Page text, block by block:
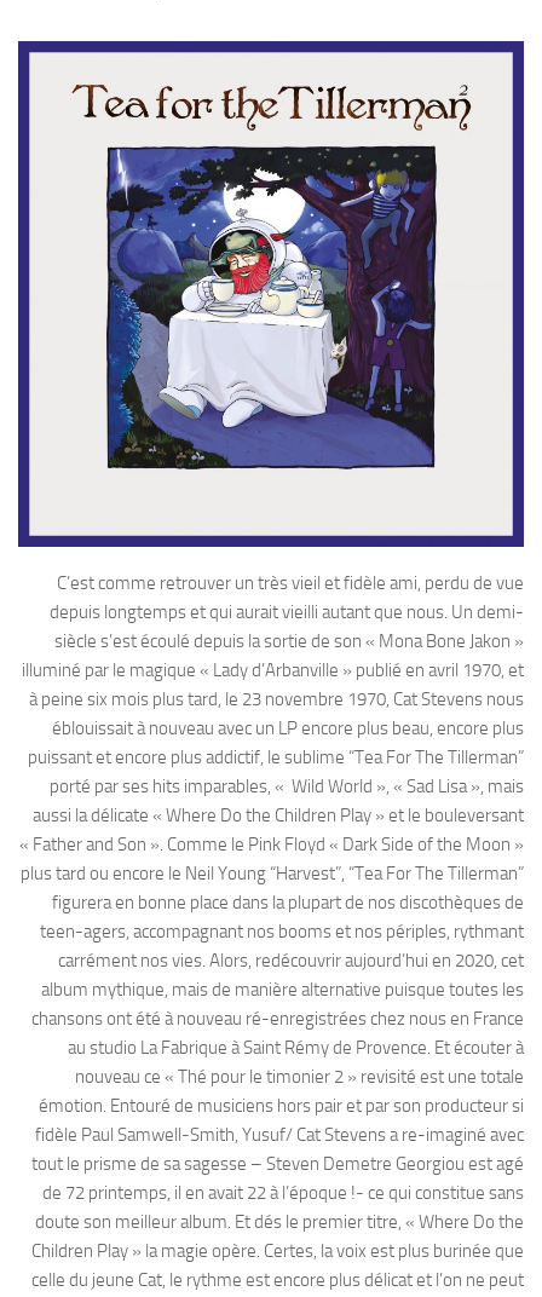
C’est comme retrouver un très vieil et fidèle ami, perdu de vue
depuis longtemps et qui aurait vieilli autant que nous. Un demi-
siècle s’est écoulé depuis la sortie de son « Mona Bone Jakon »
illuminé par le magique « Lady d’Arbanville » publié en avril 1970, et
à peine six mois plus tard, le 23 novembre 1970, Cat Stevens nous
éblouissait à nouveau avec un LP encore plus beau, encore plus
puissant et encore plus addictif, le sublime “Tea For The Tillerman”
porté par ses hits imparables, « Wild World », « Sad Lisa », mais
aussi la délicate « Where Do the Children Play » et le bouleversant
« Father and Son ». Comme le Pink Floyd « Dark Side of the Moon »
plus tard ou encore le Neil Young “Harvest”, “Tea For The Tillerman”
figurera en bonne place dans la plupart de nos discothèques de
teen-agers, accompagnant nos booms et nos périples, rythmant
carrément nos vies. Alors, redécouvrir aujourd’hui en 2020, cet
album mythique, mais de manière alternative puisque toutes les
chansons ont été à nouveau ré-enregistrées chez nous en France
au studio La Fabrique à Saint Rémy de Provence. Et écouter à
nouveau ce « Thé pour le timonier 2 » revisité est une totale
émotion. Entouré de musiciens hors pair et par son producteur si
fidèle Paul Samwell-Smith, Yusuf/ Cat Stevens a re-imaginé avec
tout le prisme de sa sagesse – Steven Demetre Georgiou est agé
de 72 printemps, il en avait 22 à l’époque !- ce qui constitue sans
doute son meilleur album. Et dés le premier titre, « Where Do the
Children Play » la magie opère. Certes, la voix est plus burinée que
celle du jeune Cat, le rythme est encore plus délicat et l’on ne peut